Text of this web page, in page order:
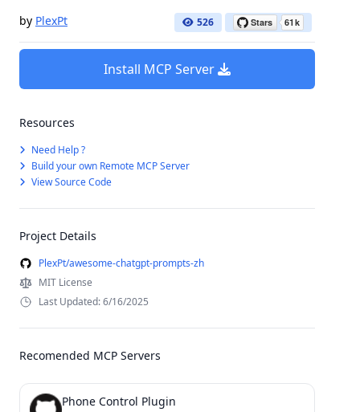
by PlexPt 526
Install MCP Server
Resources
Need Help ?
Build your own Remote MCP Server
View Source Code
Project Details
PlexPt/awesome-chatgpt-prompts-zh
MIT License
Last Updated: 6/16/2025
Recomended MCP Servers
Phone Control Plugin